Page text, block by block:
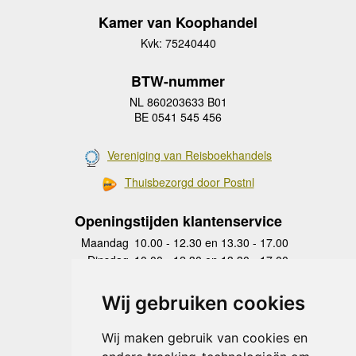
Wij gebruiken cookies
Wij maken gebruik van cookies en
Kamer van Koophandel
Kvk: 75240440
BTW-nummer
NL 860203633 B01
BE 0541 545 456
Vereniging van Reisboekhandels
Thuisbezorgd door Postnl
Openingstijden klantenservice
Maandag 10.00 - 12.30 en 13.30 - 17.00
Dinsdag 10.00 - 12.30 en 13.30 - 17.00
Donderdag
10.00 - 12.30 en 13.30 - 17.00
Vrijdag 10.00 - 12.30 en 13.30 - 17.00
Zaterdag
gesloten
Zondag gesloten